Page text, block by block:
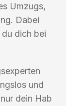
Umzugs,
Dabei
dich bei
und
dein Hab